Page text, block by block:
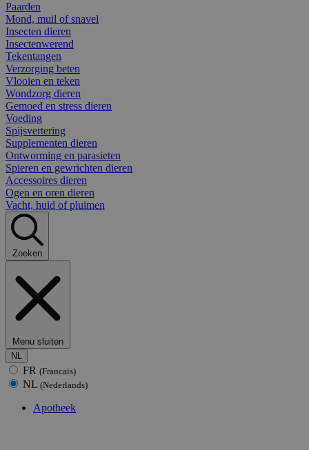
Paarden
Mond, muil of snavel
Insecten dieren
Insectenwerend
Tekentangen
Verzorging beten
Vlooien en teken
Wondzorg dieren
Gemoed en stress dieren
Voeding
Spijsvertering
Supplementen dieren
Ontworming en parasieten
Spieren en gewrichten dieren
Accessoires dieren
Ogen en oren dieren
Vacht, huid of pluimen
Zoeken
Menu sluiten
NL
FR (Francais)
NL (Nederlands)
Apotheek